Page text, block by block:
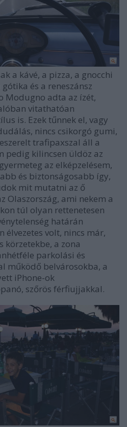
a kávé, a pizza, a gnocchi
és a reneszánsz
Modugno adta az ízét,
vitathatóan
is. Ezek tűnnek el, vagy
nincs csikorgó gumi,
trafipaxszal áll a
pedig kilincsen üldöz az
az elképzelésem,
és biztonságosabb így,
mit mutatni az ő
Olaszország, ami nekem a
túl olyan rettenetesen
határán
élvezetes volt, nincs már,
körzetekbe, a zona
parkolási és
működő belvárosokba, a
iPhone-ok
szőrös férfiujjakkal.